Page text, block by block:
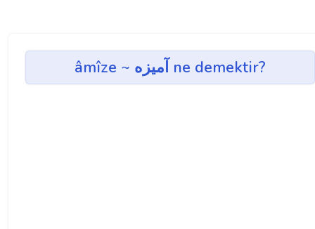
âmîze ~ آميزه ne demektir?